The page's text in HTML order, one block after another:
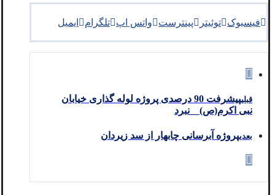
فیسبوک توئیتر پینترست واتس اپ تلگرام ایمیل
قبلی
پیشرفت 90 درصدی پروژه لوله گذاری خیابان
نبی اکرم(ص) _ نبرد
بعدیپروژه آبرسانی چابهار از سد زیردان